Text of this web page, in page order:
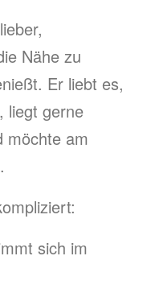
Nähe zu
Er liebt es,
liegt gerne
möchte am
sich im